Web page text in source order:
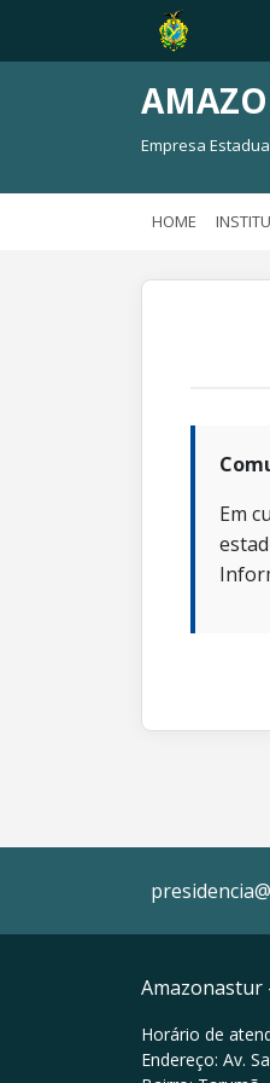
Empresa
HOME
Em
Amazonastur
Horário de
Endereço: Av.